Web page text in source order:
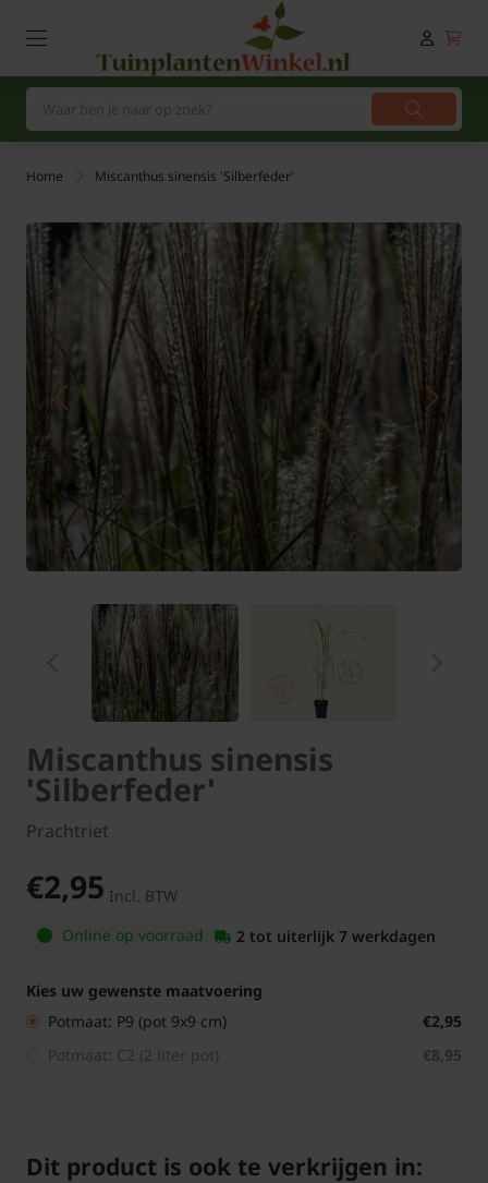
Home Miscanthus sinensis 'Silberfeder'
Miscanthus sinensis
'Silberfeder'
Prachtriet
€2,95 Incl. BTW
Online op voorraad
2 tot uiterlijk 7 werkdagen
Kies uw gewenste maatvoering
Potmaat: P9 (pot 9x9 cm)
€2,95
Potmaat: C2 (2 liter pot)
€8,95
Dit product is ook te verkrijgen in: